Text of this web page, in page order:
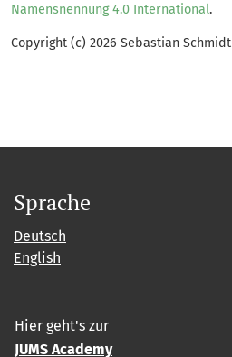
Namensnennung 4.0 International.
Copyright (c) 2026 Sebastian Schmidt
Sprache
Deutsch
English
Hier geht's zur
JUMS Academy